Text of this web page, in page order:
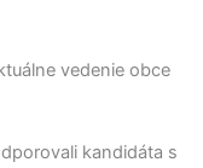
vedenie obce
kandidáta s